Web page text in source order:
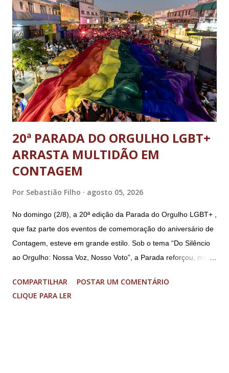
ex-ajudante de ordens de Bolsonaro (réu-colaborador); o ex-
presidente da República Jair Bolsonaro; o general Paulo
Sérgio Nogueira, ex-ministro da Defesa; e o general da
reserva Walter Braga Netto, ex-ministro da Casa Civil e da
Defesa. A acusação envolveu os crimes de tentativa de
abolição violenta do Estado Democrático de Direito, golpe de
E...
20ª PARADA DO ORGULHO LGBT+
ARRASTA MULTIDÃO EM
CONTAGEM
Por Sebastião Filho agosto 05, 2026
No domingo (2/8), a 20ª edição da Parada do Orgulho LGBT+ ,
que faz parte dos eventos de comemoração do aniversário de
Contagem, esteve em grande estilo. Sob o tema “Do Silêncio
ao Orgulho: Nossa Voz, Nosso Voto”, a Parada reforçou, mais
município. A concentração foi na Praça da Glória, que estava
preparada com um palco e contou com diversos shows,
COMPARTILHAR
POSTAR UM COMENTÁRIO
CLIQUE PARA LER